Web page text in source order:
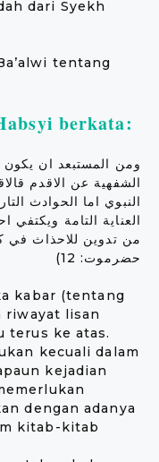
dari Syekh
tentang
berkata:
ومن المستبعد ان
الشفهية عن الاقدم
النبوي اما الحوادث
العناية التامة
من تدوين للاحذاث في
حضرموت: 12)
kabar (tentang
riwayat lisan
terus ke atas.
kecuali dalam
kejadian
dengan adanya
kitab-kitab